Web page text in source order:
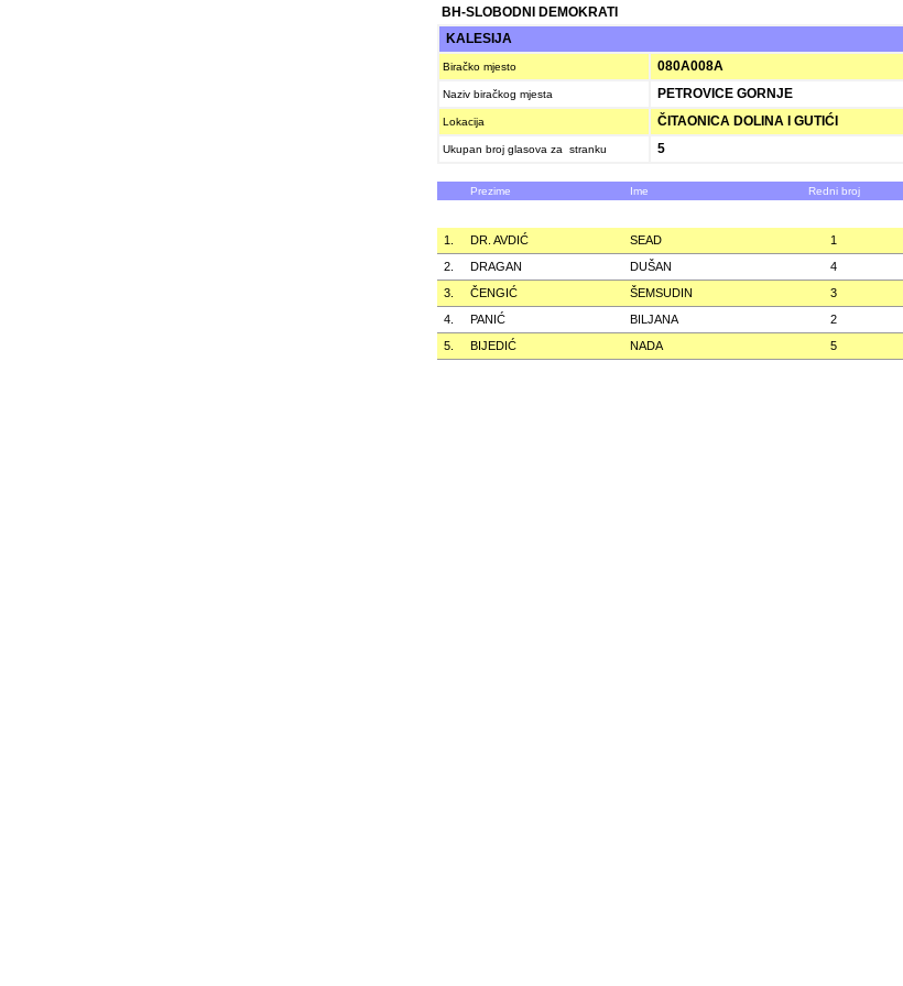
BH-SLOBODNI DEMOKRATI
KALESIJA
Biračko mjesto 080A008A
Naziv biračkog mjesta PETROVICE GORNJE
Lokacija ČITAONICA DOLINA I GUTIĆI
Ukupan broj glasova za stranku 5
Prezime Ime Redni broj
1. DR. AVDIĆ SEAD 1
2.
DRAGAN DUŠAN 4
3.
ČENGIĆ ŠEMSUDIN 3
4.
PANIĆ BILJANA 2
5.
BIJEDIĆ NADA 5